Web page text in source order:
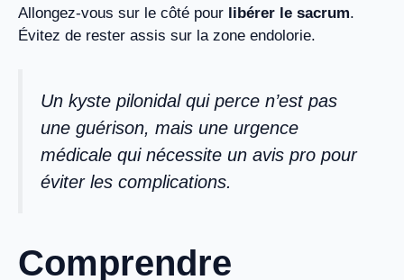
Allongez-vous sur le côté pour libérer le sacrum.
Évitez de rester assis sur la zone endolorie.
Un kyste pilonidal qui perce n’est pas
une guérison, mais une urgence
médicale qui nécessite un avis pro pour
éviter les complications.
Comprendre